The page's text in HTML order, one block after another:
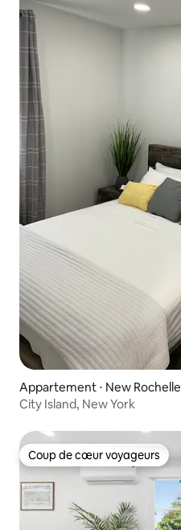
Appartement ⋅ New Rochelle
City Island, New York
Coup de cœur voyageurs
Coup de cœur voyageurs